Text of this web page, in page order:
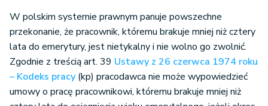
W polskim systemie prawnym panuje powszechne
przekonanie, że pracownik, któremu brakuje mniej niż cztery
lata do emerytury, jest nietykalny i nie wolno go zwolnić.
Zgodnie z treścią art. 39 Ustawy z 26 czerwca 1974 roku
– Kodeks pracy (kp) pracodawca nie może wypowiedzieć
umowy o pracę pracownikowi, któremu brakuje mniej niż